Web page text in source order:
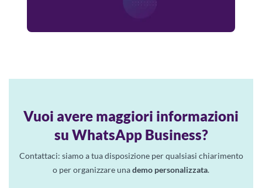
Vuoi avere maggiori informazioni
su WhatsApp Business?
Contattaci: siamo a tua disposizione per qualsiasi chiarimento
o per organizzare unademo personalizzata.